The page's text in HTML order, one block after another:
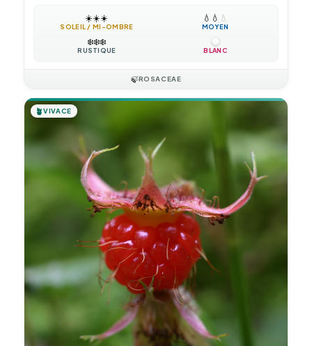
☀️☀️☀️
SOLEIL / MI-OMBRE
💧 💧 💧
MOYEN
❄️❄️❄️
RUSTIQUE BLANC
🍃ROSACEAE
🪴VIVACE